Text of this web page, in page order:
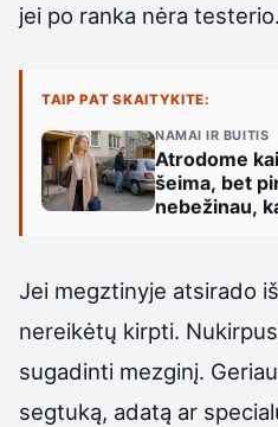
jei po ranka nėra testerio.
TAIP PAT SKAITYKITE:
NAMAI IR BUITIS
Atrodome
šeima, bet
nebežinau,
Jei megztinyje atsirado
nereikėtų kirpti.
sugadinti mezginį.
segtuką, adatą ar